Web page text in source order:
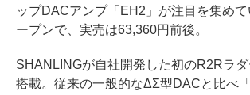
ップDACアンプ「EH2」が注目を集め
ープンで、実売は63,360円前後。
SHANLINGが自社開発した初のR2Rラ
搭載。従来の一般的なΔΣ型DACと比べ